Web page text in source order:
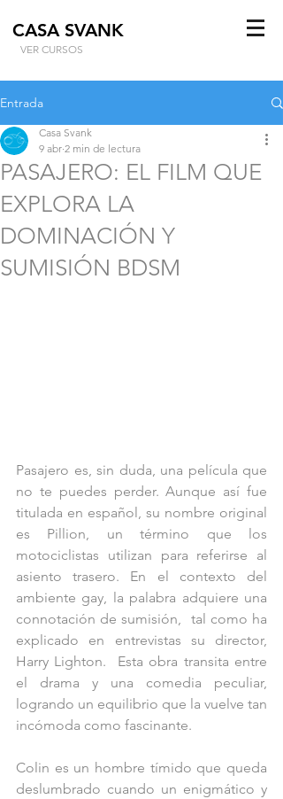
CASA SVANK
VER CURSOS
Entrada
PASAJERO: EL FILM QUE
EXPLORA LA
DOMINACIÓN Y
SUMISIÓN BDSM
Casa Svank
9 abr 2 min de lectura
Pasajero es, sin duda, una película que
no te puedes perder. Aunque así fue
titulada en español, su nombre original
es Pillion, un término que los
motociclistas utilizan para referirse al
asiento trasero. En el contexto del
ambiente gay, la palabra adquiere una
connotación de sumisión,  tal como ha
explicado en entrevistas su director,
Harry Lighton.  Esta obra transita entre
el drama y una comedia peculiar,
logrando un equilibrio que la vuelve tan
incómoda como fascinante.
Colin es un hombre tímido que queda
deslumbrado cuando un enigmático y